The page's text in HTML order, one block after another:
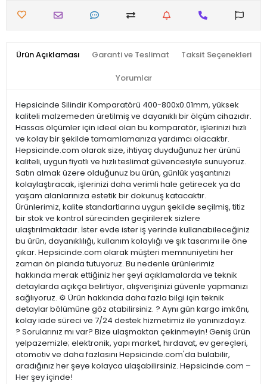
Ürün Açıklaması Garanti ve Teslimat Taksit Seçenekleri
Yorumlar
Hepsicinde Silindir Komparatörü 400-800x0.01mm, yüksek
kaliteli malzemeden üretilmiş ve dayanıklı bir ölçüm cihazıdır.
Hassas ölçümler için ideal olan bu komparatör, işlerinizi hızlı
ve kolay bir şekilde tamamlamanıza yardımcı olacaktır.
Hepsicinde.com olarak size, ihtiyaç duyduğunuz her ürünü
kaliteli, uygun fiyatlı ve hızlı teslimat güvencesiyle sunuyoruz.
Satın almak üzere olduğunuz bu ürün, günlük yaşantınızı
kolaylaştıracak, işlerinizi daha verimli hale getirecek ya da
yaşam alanlarınıza estetik bir dokunuş katacaktır.
Ürünlerimiz, kalite standartlarına uygun şekilde seçilmiş, titiz
bir stok ve kontrol sürecinden geçirilerek sizlere
ulaştırılmaktadır. İster evde ister iş yerinde kullanabileceğiniz
bu ürün, dayanıklılığı, kullanım kolaylığı ve şık tasarımı ile öne
çıkar. Hepsicinde.com olarak müşteri memnuniyetini her
zaman ön planda tutuyoruz. Bu nedenle ürünlerimiz
hakkında merak ettiğiniz her şeyi açıklamalarda ve teknik
detaylarda açıkça belirtiyor, alışverişinizi güvenle yapmanızı
sağlıyoruz. ⚙️ Ürün hakkında daha fazla bilgi için teknik
detaylar bölümüne göz atabilirsiniz. ? Aynı gün kargo imkânı,
kolay iade süreci ve 7/24 destek hizmetimiz ile yanınızdayız.
? Sorularınız mı var? Bize ulaşmaktan çekinmeyin! Geniş ürün
yelpazemizle; elektronik, yapı market, hırdavat, ev gereçleri,
otomotiv ve daha fazlasını Hepsicinde.com'da bulabilir,
aradığınız her şeye kolayca ulaşabilirsiniz. Hepsicinde.com –
Her şey içinde!